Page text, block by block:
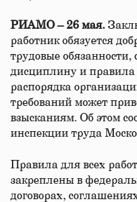
РИАМО – 26 мая.
работник обязуется
трудовые обязанности,
дисциплину и правила
распорядка
требований может
взысканиям. Об этом
инспекции труда
Правила для всех
закреплены в
договорах,